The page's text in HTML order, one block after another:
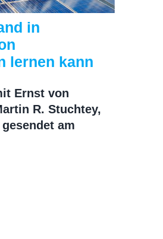
in
lernen kann
Ernst von
R. Stuchtey,
am